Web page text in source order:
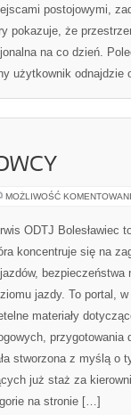
postojowymi,
pokazuje, że
na co dzień.
użytkownik
MOŻLIWOŚĆ
ODTJ Bolesławiec
koncentruje się na
bezpieczeństwa
jazdy. To portal,
materiały
przygotowania
stworzona z myślą o
już staż za
na stronie […]